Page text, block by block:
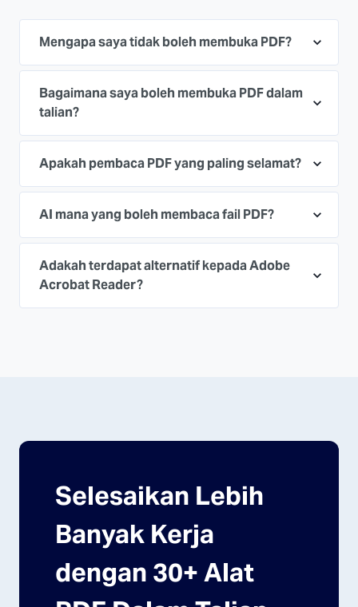
Mengapa saya tidak boleh membuka PDF?
Bagaimana saya boleh membuka PDF dalam
talian?
Apakah pembaca PDF yang paling selamat?
AI mana yang boleh membaca fail PDF?
Adakah terdapat alternatif kepada Adobe
Acrobat Reader?
Selesaikan Lebih
Banyak Kerja
dengan 30+ Alat